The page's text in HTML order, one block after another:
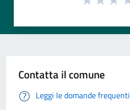
Contatta il comune
Leggi le domande frequenti